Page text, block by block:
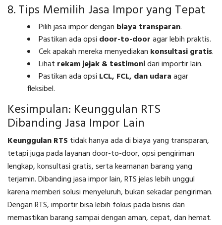
8. Tips Memilih Jasa Impor yang Tepat
Pilih jasa impor dengan biaya transparan.
Pastikan ada opsi door-to-dooragar lebih praktis.
Cek apakah mereka menyediakan konsultasi gratis.
Lihat rekam jejak & testimonidari importir lain.
Pastikan ada opsi LCL, FCL, dan udaraagar
fleksibel.
Kesimpulan: Keunggulan RTS
Dibanding Jasa Impor Lain
Keunggulan RTS tidak hanya ada di biaya yang transparan,
tetapi juga pada layanan door-to-door, opsi pengiriman
lengkap, konsultasi gratis, serta keamanan barang yang
terjamin. Dibanding jasa impor lain, RTS jelas lebih unggul
karena memberi solusi menyeluruh, bukan sekadar pengiriman.
Dengan RTS, importir bisa lebih fokus pada bisnis dan
memastikan barang sampai dengan aman, cepat, dan hemat.